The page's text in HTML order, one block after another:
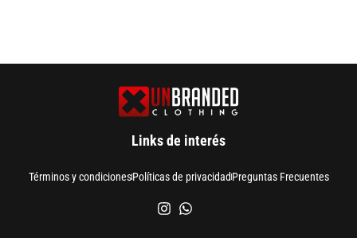
Links de interés
Términos y condicionesPolíticas de privacidadPreguntas Frecuentes